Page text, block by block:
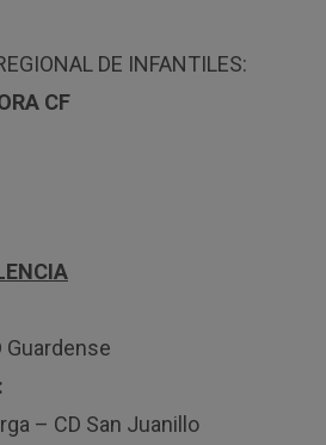
DE INFANTILES:
CF
Guardense
– CD San Juanillo